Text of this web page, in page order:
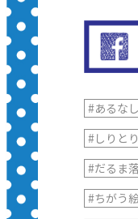
#あるな
#しりと
#だるま
#ちがう